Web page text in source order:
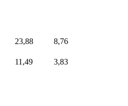
23,88
8,76
11,49 3,83